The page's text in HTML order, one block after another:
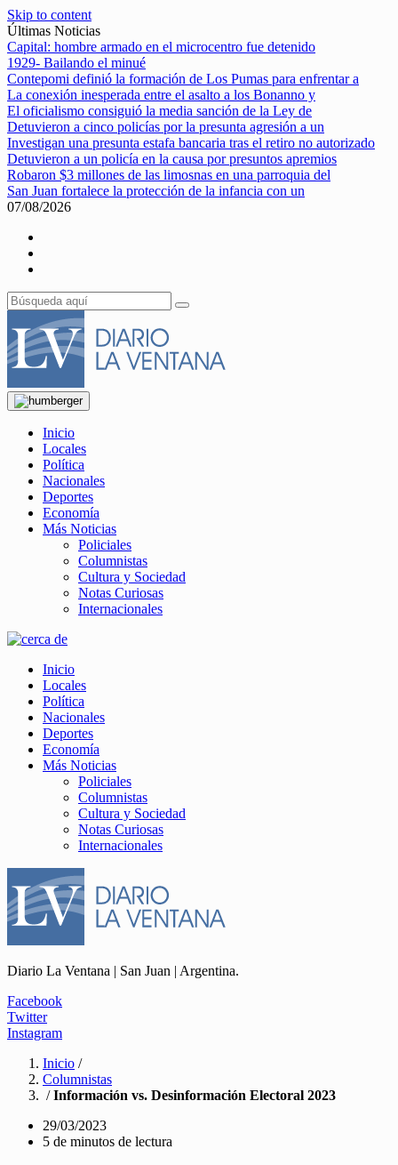
Skip to content
Últimas Noticias
Capital: hombre armado en el microcentro fue detenido
1929- Bailando el minué
Contepomi definió la formación de Los Pumas para enfrentar a
La conexión inesperada entre el asalto a los Bonanno y
El oficialismo consiguió la media sanción de la Ley de
Detuvieron a cinco policías por la presunta agresión a un
Investigan una presunta estafa bancaria tras el retiro no autorizado
Detuvieron a un policía en la causa por presuntos apremios
Robaron $3 millones de las limosnas en una parroquia del
San Juan fortalece la protección de la infancia con un
07/08/2026
Inicio
Locales
Política
Nacionales
Deportes
Economía
Más Noticias
Policiales
Columnistas
Cultura y Sociedad
Notas Curiosas
Internacionales
Inicio
Locales
Política
Nacionales
Deportes
Economía
Más Noticias
Policiales
Columnistas
Cultura y Sociedad
Notas Curiosas
Internacionales
Diario La Ventana | San Juan | Argentina.
Facebook
Twitter
Instagram
Inicio /
Columnistas
/Información vs. Desinformación Electoral 2023
29/03/2023
5 de minutos de lectura